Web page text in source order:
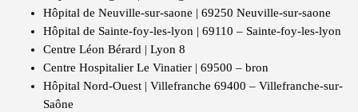
Hôpital de Neuville-sur-saone | 69250 Neuville-sur-saone
Hôpital de Sainte-foy-les-lyon | 69110 – Sainte-foy-les-lyon
Centre Léon Bérard | Lyon 8
Centre Hospitalier Le Vinatier | 69500 – bron
Hôpital Nord-Ouest | Villefranche 69400 – Villefranche-sur-
Saône